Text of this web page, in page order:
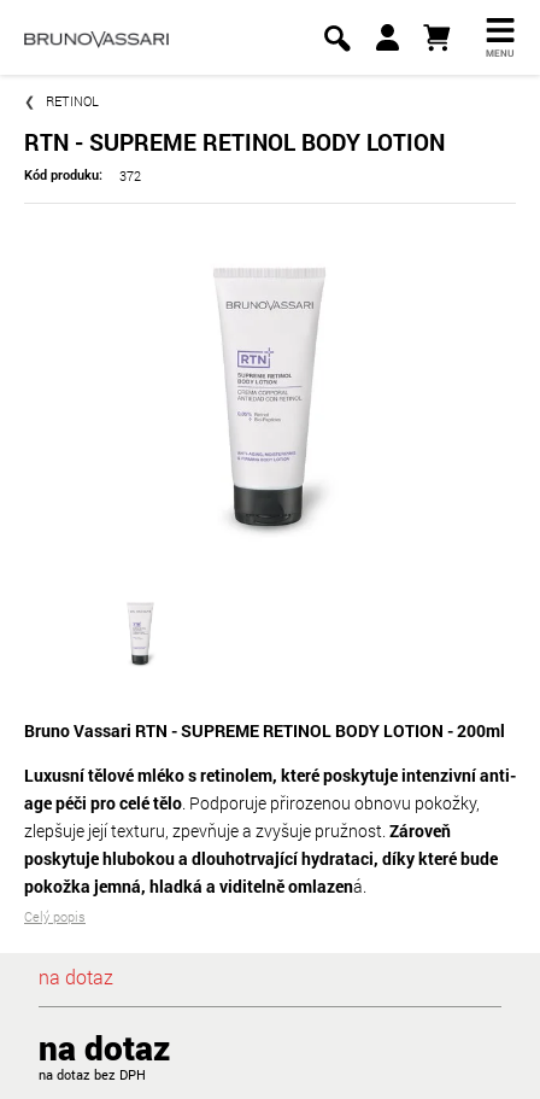
MENU
RETINOL
RTN - SUPREME RETINOL BODY LOTION
Kód produku: 372
Bruno Vassari RTN - SUPREME RETINOL BODY LOTION - 200ml
Luxusní tělové mléko s retinolem, které poskytuje intenzivní anti-
age péči pro celé tělo. Podporuje přirozenou obnovu pokožky,
zlepšuje její texturu, zpevňuje a zvyšuje pružnost. Zároveň
poskytuje hlubokou a dlouhotrvající hydrataci, díky které bude
pokožka jemná, hladká a viditelně omlazená.
Celý popis
na dotaz
na dotaz
na dotaz